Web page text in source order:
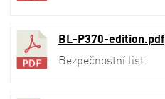
BL-P370-edition.pdf
Bezpečnostní list